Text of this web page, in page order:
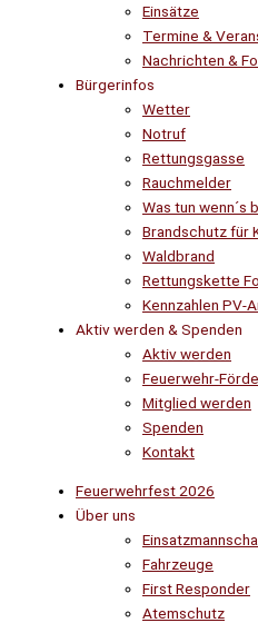
Einsätze
Termine &
Nachrichten &
Bürgerinfos
Wetter
Notruf
Rettungsgasse
Rauchmelder
Was tun wenn´s
Brandschutz für
Waldbrand
Rettungskette
Kennzahlen PV-
Aktiv werden & Spenden
Aktiv werden
Feuerwehr-
Mitglied werden
Spenden
Kontakt
Feuerwehrfest 2026
Über uns
Fahrzeuge
First Responder
Atemschutz